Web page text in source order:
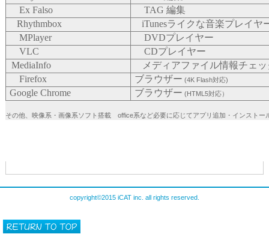
Ex Falso
TAG 編集
Rhythmbox
iTunesライクな音楽プレイヤ
MPlayer
DVDプレイヤー
VLC
CDプレイヤー
MediaInfo
メディアファイル情報チェッ
Firefox
ブラウザー (4K Flash対応)
Google Chrome ブラウザー (HTML5対応）
その他、映像系・画像系ソフト搭載 office系など必要に応じてアプリ追加・インストー
copyright©2015 iCAT inc. all rights reserved.